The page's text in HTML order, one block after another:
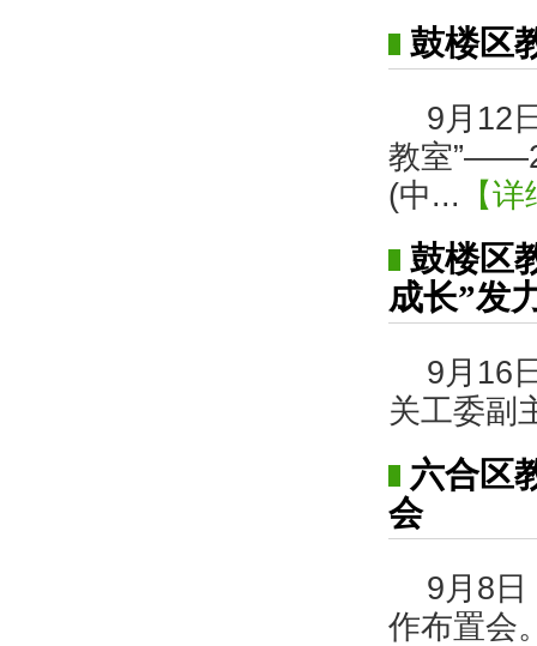
鼓楼区
9月12
教室
(中... 【
鼓楼区
成长”发
9月16
关工委副
六合区
会
9月8日
作布置会